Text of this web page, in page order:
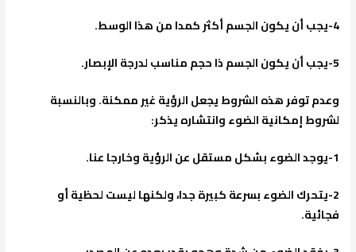
4-يجب أن يكون الجسم أكثر كمدا من هذا الوسط.
5-يجب أن يكون الجسم ذا حجم مناسب لدرجة الإبصار.
وعدم توفر هذه الشروط يجعل الرؤية غير ممكنة. وبالنسبة
لشروط إمكانية الضوء وانتشاره يذكر:
1-يوجد الضوء بشكل مستقل عن الرؤية وخارجا عنا.
2-يتحرك الضوء بسرعة كبيرة جدا، ولكنها ليست لحظية أو
فجائية.